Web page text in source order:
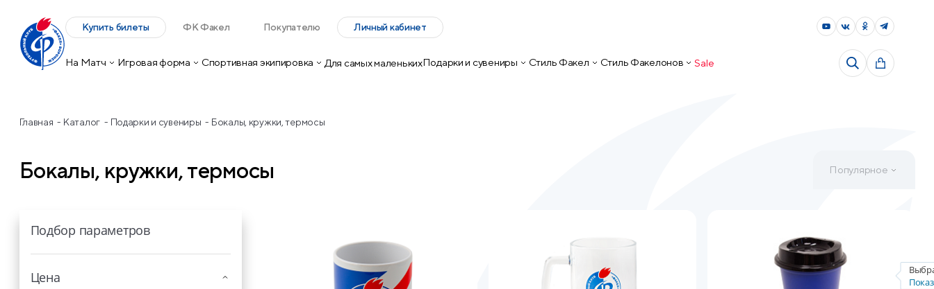
Купить билеты ФК Факел Покупателю Личный кабинет
На Матч Игровая форма Спортивная экипировка Для самых маленькихПодарки и сувениры Стиль Факел Стиль Факелонов Sale
Главная Каталог Подарки и сувениры Бокалы, кружки, термосы
Бокалы, кружки, термосы Популярное
Подбор параметров
Цена